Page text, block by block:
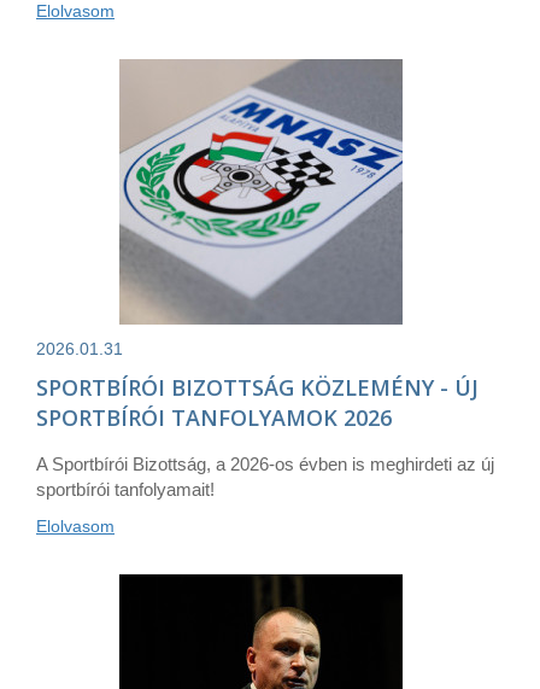
Elolvasom
2026.01.31
SPORTBÍRÓI BIZOTTSÁG KÖZLEMÉNY - ÚJ
SPORTBÍRÓI TANFOLYAMOK 2026
A Sportbírói Bizottság, a 2026-os évben is meghirdeti az új
sportbírói tanfolyamait!
Elolvasom